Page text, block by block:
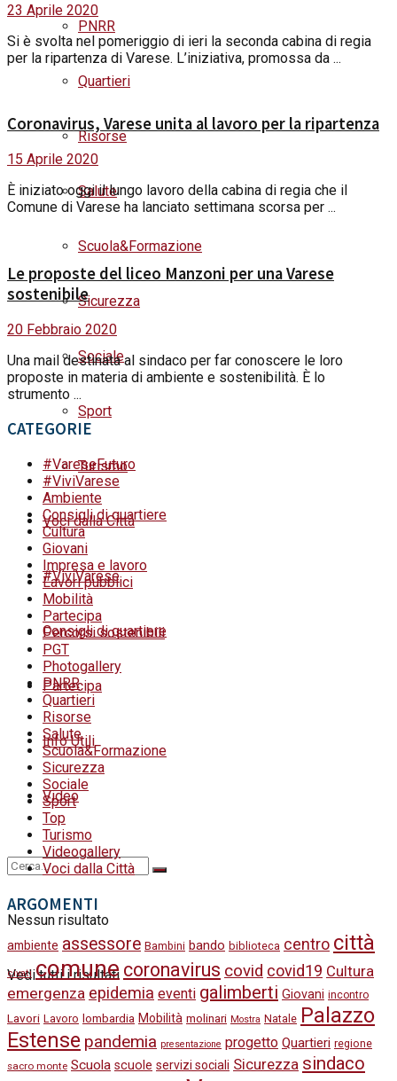
PNRR
Quartieri
Risorse
Salute
Scuola&Formazione
Sicurezza
Sociale
Sport
Turismo
Voci dalla Città
#ViviVarese
Consigli di quartiere
Partecipa
Info Utili
Video
Nessun risultato
Vedi tutti i risultati
23 Aprile 2020
Si è svolta nel pomeriggio di ieri la seconda cabina di regia
per la ripartenza di Varese. L’iniziativa, promossa da ...
Coronavirus, Varese unita al lavoro per la ripartenza
15 Aprile 2020
È iniziato oggi il lungo lavoro della cabina di regia che il
Comune di Varese ha lanciato settimana scorsa per ...
Le proposte del liceo Manzoni per una Varese
sostenibile
20 Febbraio 2020
Una mail destinata al sindaco per far conoscere le loro
proposte in materia di ambiente e sostenibilità. È lo
strumento ...
CATEGORIE
#VareseFuturo
#ViviVarese
Ambiente
Consigli di quartiere
Cultura
Giovani
Impresa e lavoro
Lavori pubblici
Mobilità
Partecipa
Percorsi sostenibili
PGT
Photogallery
PNRR
Quartieri
Risorse
Salute
Scuola&Formazione
Sicurezza
Sociale
Sport
Top
Turismo
Videogallery
Voci dalla Città
ARGOMENTI
ambiente assessore Bambini bando biblioteca centro città
civati comune coronavirus covid covid19 Cultura
emergenza epidemia eventi galimberti Giovani incontro
Lavori Lavoro lombardia Mobilità molinari Mostra Natale Palazzo
Estense pandemia presentazione progetto Quartieri regione
sacro monte Scuola scuole servizi sociali Sicurezza sindaco